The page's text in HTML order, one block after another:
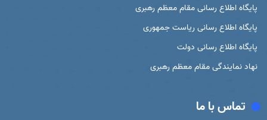
پایگاه اطلاع رسانی مقام معظم رهبری
پایگاه اطلاع رسانی ریاست جمهوری
پایگاه اطلاع رسانی دولت
نهاد نمایندگی مقام معظم رهبری
تماس با ما